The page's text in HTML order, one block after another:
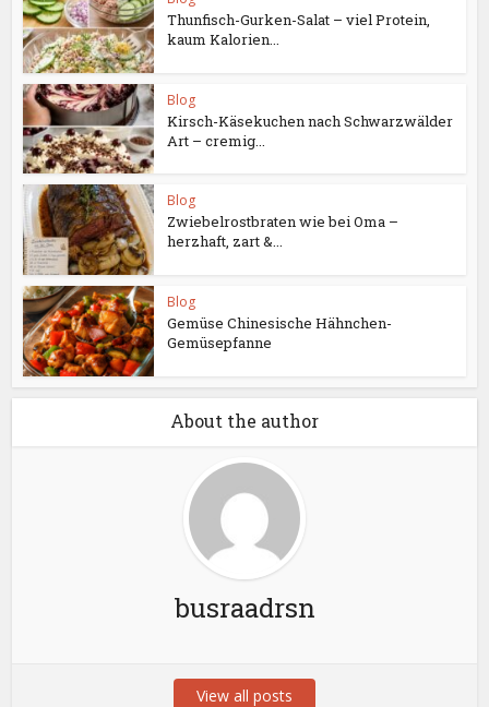
Thunfisch-Gurken-Salat – viel Protein,
kaum Kalorien...
Blog
Kirsch-Käsekuchen nach Schwarzwälder
Art – cremig...
Blog
Zwiebelrostbraten wie bei Oma –
herzhaft, zart &...
Blog
Gemüse Chinesische Hähnchen-
Gemüsepfanne
About the author
busraadrsn
View all posts